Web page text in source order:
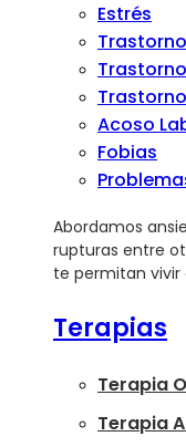
Estrés
Acoso
Fobias
Abordamos
rupturas entre
te permitan vivir
Terapias
Terapia
Terapia